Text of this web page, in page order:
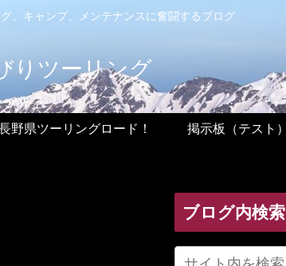
、キャンプ、メンテナンスに奮闘するブログ
りツーリング
野県ツーリングロード！ 掲示板（テスト）
ブログ内検索